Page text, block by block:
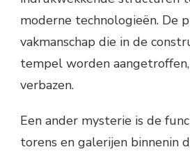
moderne technologieën. De
vakmanschap die in de
tempel worden
verbazen.
Een ander mysterie is de
torens en galerijen binnenin